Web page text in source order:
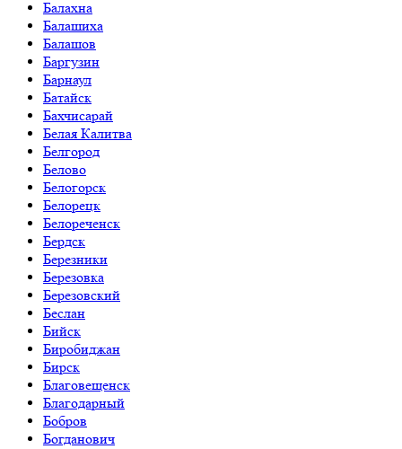
Балахна
Балашиха
Балашов
Баргузин
Барнаул
Батайск
Бахчисарай
Белая Калитва
Белгород
Белово
Белогорск
Белорецк
Белореченск
Бердск
Березники
Березовка
Березовский
Беслан
Бийск
Биробиджан
Бирск
Благовещенск
Благодарный
Бобров
Богданович